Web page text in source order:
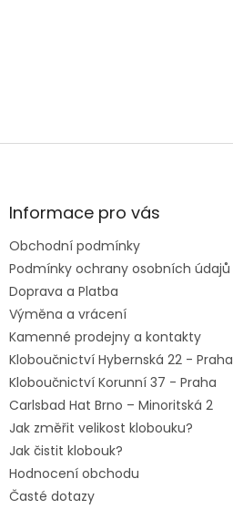
Z
aInformace pro vás
Obchodní podmínky
Podmínky ochrany osobních údajů
Doprava a Platba
Výměna a vrácení
Kamenné prodejny a kontakty
Kloboučnictví Hybernská 22 - Praha
Kloboučnictví Korunní 37 - Praha
Carlsbad Hat Brno – Minoritská 2
Jak změřit velikost klobouku?
Jak čistit klobouk?
Hodnocení obchodu
Časté dotazy